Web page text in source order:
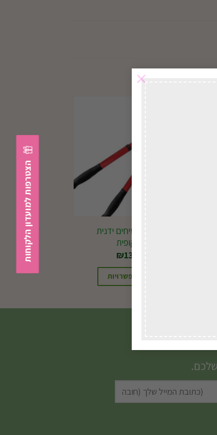
×
B212 מס.שיחים ידנית
טלסקופית
₪134.00
בחירת אפשרויות
הצטרפות למועדון הלקוחות